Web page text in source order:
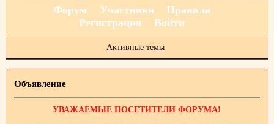
Форум Участники
Правила
Регистрация
Войти
Активные темы
Объявление
УВАЖАЕМЫЕ ПОСЕТИТЕЛИ ФОРУМА!